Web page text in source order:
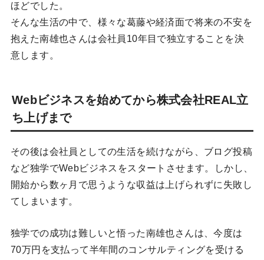
ほどでした。
そんな生活の中で、様々な葛藤や経済面で将来の不安を
抱えた南雄也さんは会社員10年目で独立することを決
意します。
Webビジネスを始めてから株式会社REAL立
ち上げまで
その後は会社員としての生活を続けながら、ブログ投稿
など独学でWebビジネスをスタートさせます。しかし、
開始から数ヶ月で思うような収益は上げられずに失敗し
てしまいます。
独学での成功は難しいと悟った南雄也さんは、今度は
70万円を支払って半年間のコンサルティングを受ける